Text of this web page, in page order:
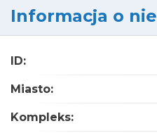
Informacja o
ID:
Miasto:
Kompleks: